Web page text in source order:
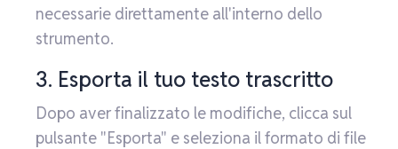
necessarie direttamente all'interno dello
strumento.
3. Esporta il tuo testo trascritto
Dopo aver finalizzato le modifiche, clicca sul
pulsante "Esporta" e seleziona il formato di file